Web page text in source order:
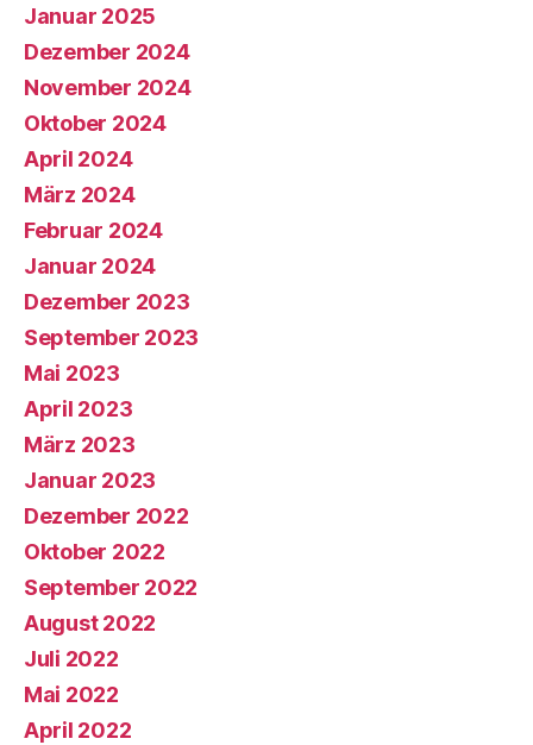
Januar 2025
Dezember 2024
November 2024
Oktober 2024
April 2024
März 2024
Februar 2024
Januar 2024
Dezember 2023
September 2023
Mai 2023
April 2023
März 2023
Januar 2023
Dezember 2022
Oktober 2022
September 2022
August 2022
Juli 2022
Mai 2022
April 2022